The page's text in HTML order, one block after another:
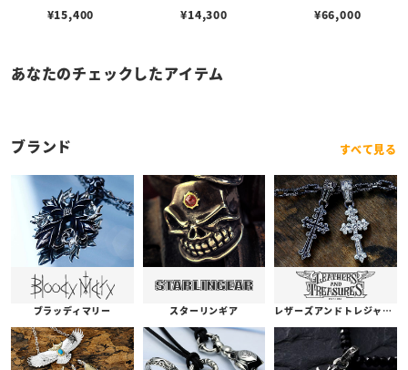
ブスタークラスプ＆LTロ
¥15,400 ¥14,300 ¥66,000
あなたのチェックしたアイテム
ブランド すべて見る
ブラッディマリー スターリンギア レザーズアンドトレジャーズ